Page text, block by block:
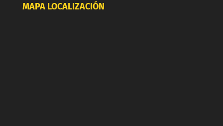
MAPA LOCALIZACIÓN